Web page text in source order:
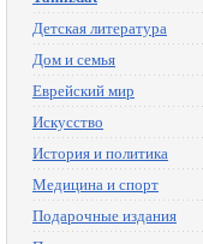
Детская литература
Дом и семья
Еврейский мир
Искусство
История и политика
Медицина и спорт
Подарочные издания